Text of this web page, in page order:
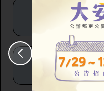
中山區(6)
大安區(7)